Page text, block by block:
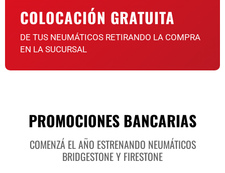
COLOCACIÓN GRATUITA
DE TUS NEUMÁTICOS RETIRANDO LA COMPRA
EN LA SUCURSAL
PROMOCIONES BANCARIAS
COMENZÁ EL AÑO ESTRENANDO NEUMÁTICOS
BRIDGESTONE Y FIRESTONE